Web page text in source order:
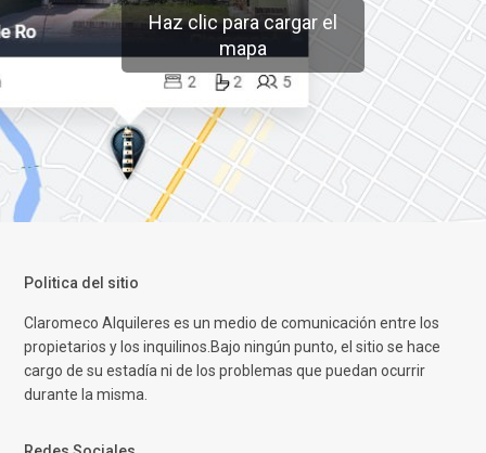
Haz clic para cargar el
mapa
Politica del sitio
Claromeco Alquileres es un medio de comunicación entre los
propietarios y los inquilinos.Bajo ningún punto, el sitio se hace
cargo de su estadía ni de los problemas que puedan ocurrir
durante la misma.